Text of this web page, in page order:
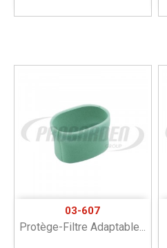
03-607
Protège-Filtre Adaptable...